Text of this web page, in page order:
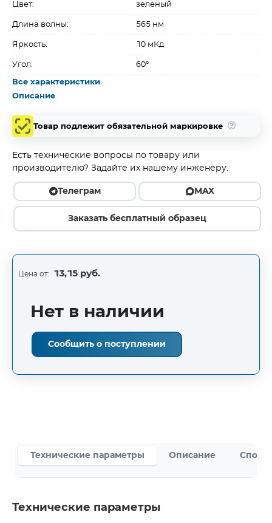
Цвет: зеленый
Длина волны: 565 нм
Яркость: 10 мКд
Угол: 60°
Все характеристики
Описание
Товар подлежит обязательной маркировке
Есть технические вопросы по товару или
производителю? Задайте их нашему инженеру.
Телеграм MAX
Заказать бесплатный образец
Цена от: 13,15 руб.
Нет в наличии
Сообщить о поступлении
Технические параметры Описание
Технические параметры